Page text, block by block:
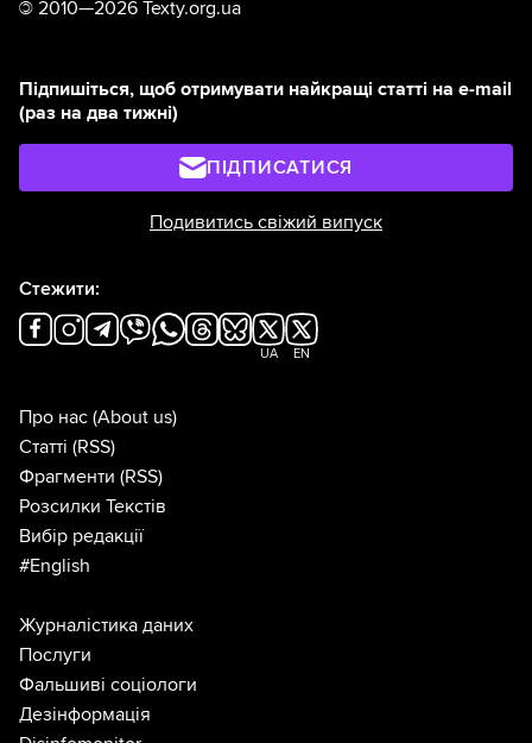
© 2010—2026 Texty.org.ua
Підпишіться, щоб отримувати найкращі статті на e-mail
(раз на два тижні)
ПІДПИСАТИСЯ
Подивитись свіжий випуск
Стежити:
UA EN
Про нас (About us)
Статті (RSS)
Фрагменти (RSS)
Розсилки Текстів
Вибір редакції
#English
Журналістика даних
Послуги
Фальшиві соціологи
Дезінформація